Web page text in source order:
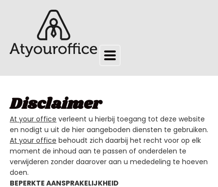
Disclaimer
At your office verleent u hierbij toegang tot deze website
en nodigt u uit de hier aangeboden diensten te gebruiken.
At your office behoudt zich daarbij het recht voor op elk
moment de inhoud aan te passen of onderdelen te
verwijderen zonder daarover aan u mededeling te hoeven
doen.
BEPERKTE AANSPRAKELIJKHEID